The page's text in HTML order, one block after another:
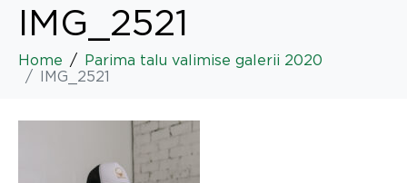
IMG_2521
Home
Parima talu valimise galerii 2020
IMG_2521